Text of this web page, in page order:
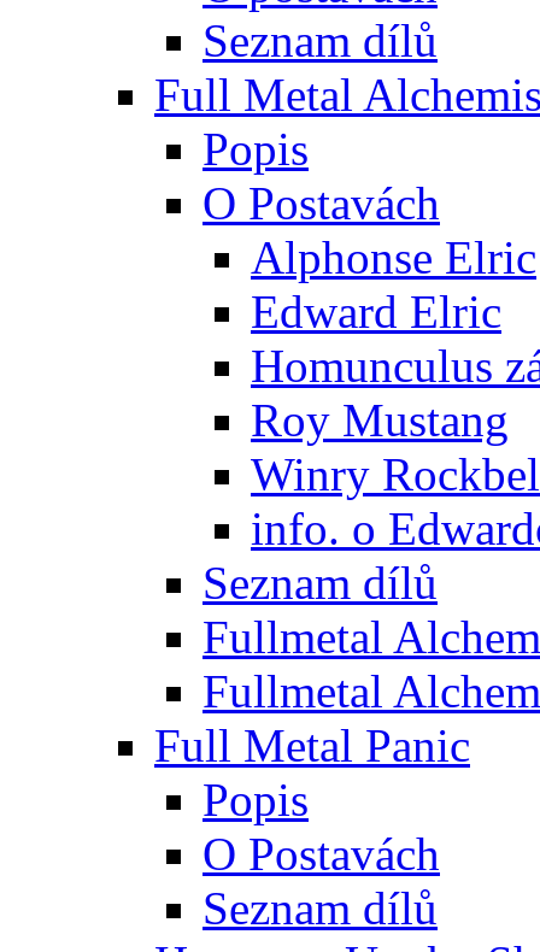
Seznam dílů
Full Metal
Popis
O Postavách
Alphonse Elric
Edward Elric
Homunculus
Roy Mustang
Winry
info. o
Seznam dílů
Fullmetal
Fullmetal
Full Metal Panic
Popis
O Postavách
Seznam dílů